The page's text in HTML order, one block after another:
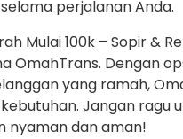
perjalanan Anda.
Mulai 100k – Sopir &
OmahTrans. Dengan
yang ramah,
Jangan ragu
nyaman dan aman!